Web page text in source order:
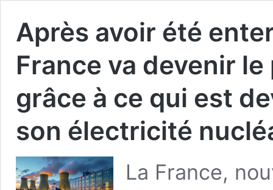
Après avoir été
France va devenir
grâce à ce qui est
son électricité
La France,